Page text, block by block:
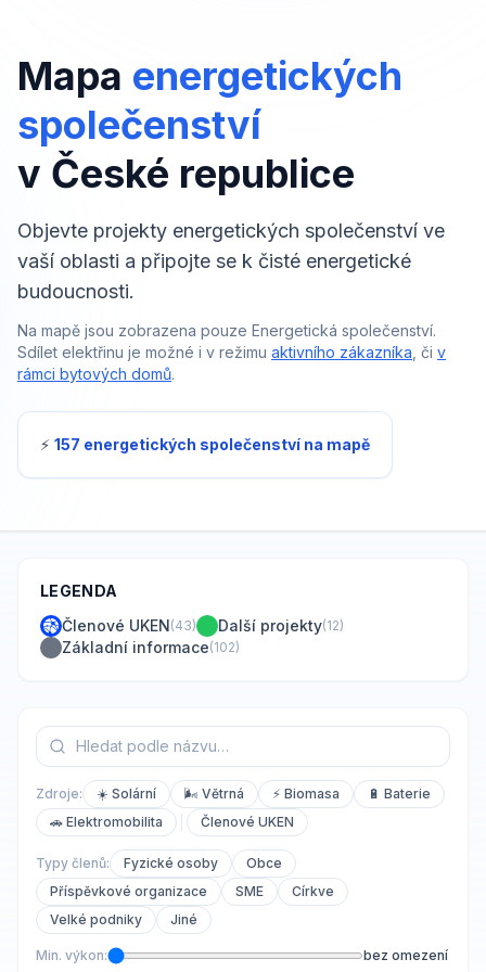
Mapa energetických
společenství
v České republice
Objevte projekty energetických společenství ve
vaší oblasti a připojte se k čisté energetické
budoucnosti.
Na mapě jsou zobrazena pouze Energetická společenství.
Sdílet elektřinu je možné i v režimu aktivního zákazníka , či v
rámci bytových domů.
⚡ 157 energetických společenství na mapě
LEGENDA
Členové UKEN(43) Další projekty(12)
Základní informace(102)
Zdroje: ☀️ Solární 🌬️ Větrná ⚡ Biomasa
🔋 Baterie
🚗 Elektromobilita
Členové UKEN
Typy členů: Fyzické osoby
Obce
Příspěvkové organizace
SME
Církve
Velké podniky
Jiné
Min. výkon: bez omezení